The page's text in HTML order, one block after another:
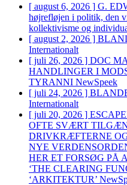
[ august 6, 2026 ] G.
højrefløjen i politik, den
kollektivisme og
[ august 2, 2026 ]
Internationalt
[ juli 26, 2026 ] DOC
HANDLINGER I
TYRANNI NewSpeek
[ juli 24, 2026 ]
Internationalt
[ juli 20, 2026 ]
OFTE SVÆRT
DRIVKRÆFTERNE
NYE
HER ET FORSØG PÅ
‘THE CLEARING
‘ARKITEKTUR’